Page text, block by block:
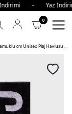
- Yaz
0
Calvin Klein Logolu Pamuklu cm Unisex Plaj Havlusu BEH